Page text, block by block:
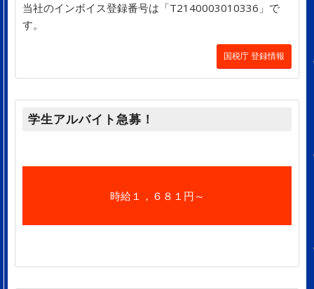
当社のインボイス登録番号は「T2140003010336」で
す。
国税庁 登録情報
学生アルバイト急募！
時給１，６８１円～